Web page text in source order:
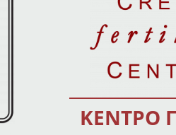
ΚΕΝΤΡΟ